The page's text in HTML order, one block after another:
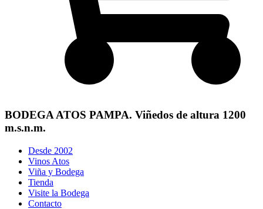
BODEGA ATOS PAMPA. Viñedos de altura 1200
m.s.n.m.
Desde 2002
Vinos Atos
Viña y Bodega
Tienda
Visite la Bodega
Contacto